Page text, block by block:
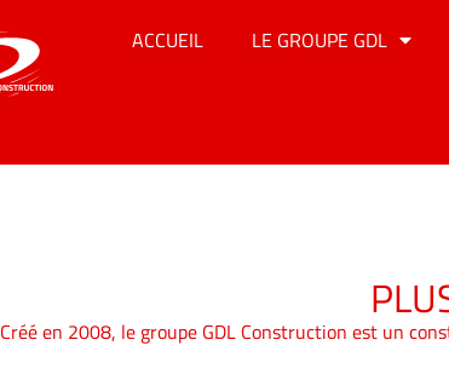
ACCUEIL LE GROUPE GDL
Créé en 2008, le groupe GDL Construction est un